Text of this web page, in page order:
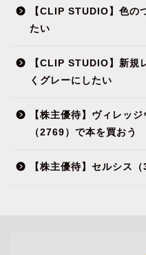
【CLIP STUDIO】色の
たい
【CLIP STUDIO】新規
くグレーにしたい
【株主優待】ヴィレッ
（2769）で本を買おう
【株主優待】セルシス